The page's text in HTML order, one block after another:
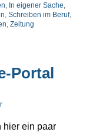
In eigener Sache
Schreiben im Beruf,
Zeitung
Portal
hier ein paar